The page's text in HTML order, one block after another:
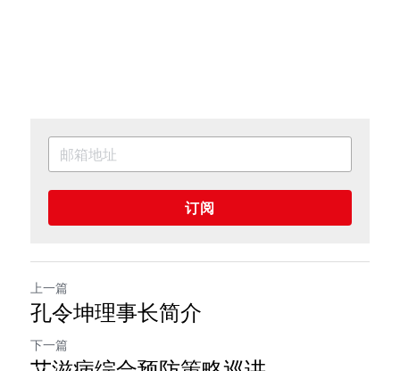
订阅
上一篇
孔令坤理事长简介
下一篇